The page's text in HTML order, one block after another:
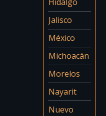
Jalisco
México
Michoacán
Morelos
Nayarit
Nuevo